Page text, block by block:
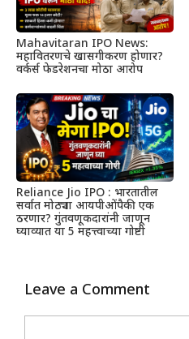
Mahavitaran IPO News:
महावितरणचे खासगीकरण होणार?
वर्कर्स फेडरेशनचा मोठा आरोप
Reliance Jio IPO : भारतातील
सर्वात मोठ्या आयपीओंपैकी एक
ठरणार? गुंतवणूकदारांनी जाणून
घ्याव्यात या 5 महत्त्वाच्या गोष्टी
Leave a Comment